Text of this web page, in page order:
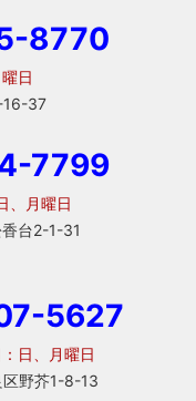
8770
37
7799
曜日
2-1-31
5627
曜日
1-8-13